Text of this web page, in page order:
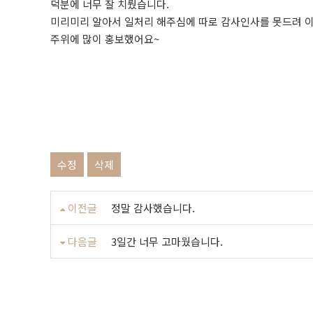
덕분에 너무 잘 치뤘습니다.
미리미리 알아서 일처리 해주심에 따로 감사인사를 못드려
주위에 많이 홍보했어요~
수정 삭제
이전글 정말 감사했습니다.
다음글 3일간 너무 고마웠습니다.